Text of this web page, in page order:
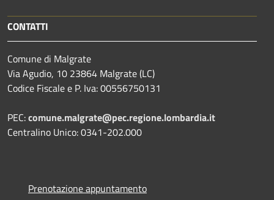
CONTATTI
Comune di Malgrate
Via Agudio, 10 23864 Malgrate (LC)
Codice Fiscale e P. Iva: 00556750131
PEC:comune.malgrate@pec.regione.lombardia.it
Centralino Unico: 0341-202.000
Prenotazione appuntamento